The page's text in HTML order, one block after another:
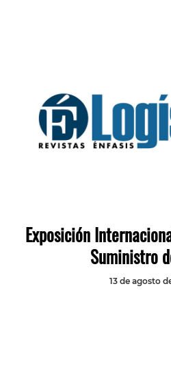
Exposición
Suministro
13 de agosto